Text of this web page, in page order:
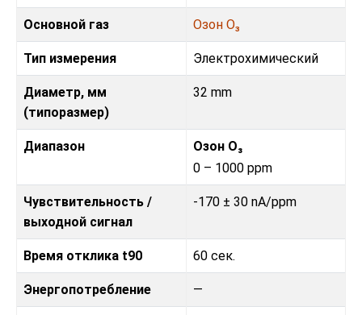
Основной газ Озон O₃
Тип измерения Электрохимический
Диаметр, мм
(типоразмер)
32 mm
Диапазон
Озон O₃
0 – 1000 ppm
Чувствительность /
выходной сигнал
-170 ± 30 nA/ppm
Время отклика t90 60 сек.
Энергопотребление —